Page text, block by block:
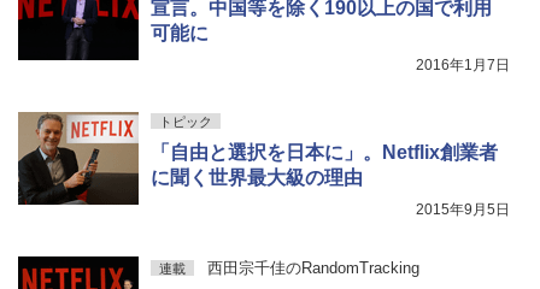
宣言。中国等を除く190以上の国で利用
可能に
2016年1月7日
トピック
「自由と選択を日本に」。Netflix創業者
に聞く世界最大級の理由
2015年9月5日
連載 西田宗千佳のRandomTracking